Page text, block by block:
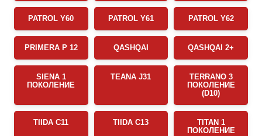
PATROL Y60 PATROL Y61 PATROL Y62
PRIMERA P 12 QASHQAI QASHQAI 2+
SIENA 1
ПОКОЛЕНИЕ
TEANA J31
TERRANO 3
ПОКОЛЕНИЕ
(D10)
TIIDA C11 TIIDA C13
TITAN 1
ПОКОЛЕНИЕ